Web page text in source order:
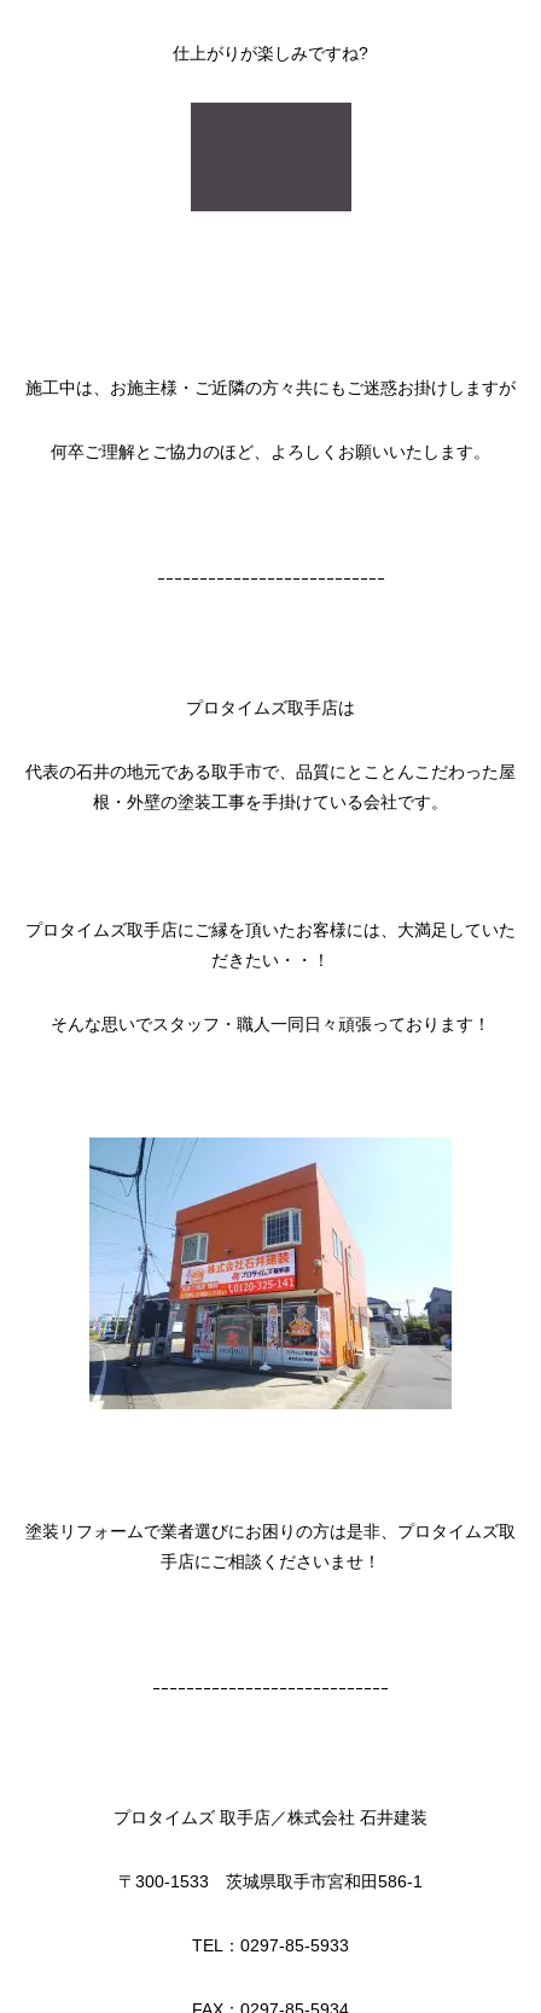
仕上がりが楽しみですね?
施工中は、お施主様・ご近隣の方々共にもご迷惑お掛けしますが
何卒ご理解とご協力のほど、よろしくお願いいたします。
ｰｰｰｰｰｰｰｰｰｰｰｰｰｰｰｰｰｰｰｰｰｰｰｰｰｰｰ
プロタイムズ取手店は
代表の石井の地元である取手市で、品質にとことんこだわった屋
根・外壁の塗装工事を手掛けている会社です。
プロタイムズ取手店にご縁を頂いたお客様には、大満足していた
だきたい・・！
そんな思いでスタッフ・職人一同日々頑張っております！
塗装リフォームで業者選びにお困りの方は是非、プロタイムズ取
手店にご相談くださいませ！
ｰｰｰｰｰｰｰｰｰｰｰｰｰｰｰｰｰｰｰｰｰｰｰｰｰｰｰｰ
プロタイムズ 取手店／株式会社 石井建装
〒300-1533 茨城県取手市宮和田586-1
TEL：0297-85-5933
FAX：0297-85-5934